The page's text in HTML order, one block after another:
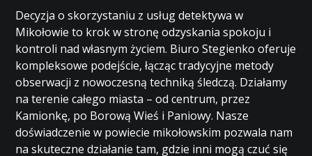
Decyzja o skorzystaniu z usług detektywa w
Mikołowie to krok w stronę odzyskania spokoju i
kontroli nad własnym życiem. Biuro Stegienko oferuje
kompleksowe podejście, łącząc tradycyjne metody
obserwacji z nowoczesną techniką śledczą. Działamy
na terenie całego miasta – od centrum, przez
Kamionkę, po Borową Wieś i Paniowy. Nasze
doświadczenie w powiecie mikołowskim pozwala nam
na skuteczne działanie tam, gdzie inni mogą czuć się